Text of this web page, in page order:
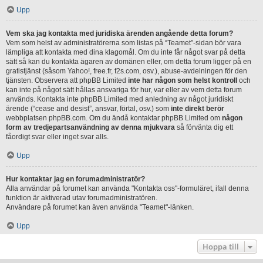
Upp
Vem ska jag kontakta med juridiska ärenden angående detta forum?
Vem som helst av administratörerna som listas på “Teamet”-sidan bör vara
lämpliga att kontakta med dina klagomål. Om du inte får något svar på detta
sätt så kan du kontakta ägaren av domänen eller, om detta forum ligger på en
gratistjänst (såsom Yahoo!, free.fr, f2s.com, osv.), abuse-avdelningen för den
tjänsten. Observera att phpBB Limited inte har någon som helst kontroll
och
kan inte på något sätt hållas ansvariga för hur, var eller av vem detta forum
används. Kontakta inte phpBB Limited med anledning av något juridiskt
ärende (“cease and desist”, ansvar, förtal, osv.) som inte direkt berör
webbplatsen phpBB.com. Om du ändå kontaktar phpBB Limited om någon
form av tredjepartsanvändning av denna mjukvara så förvänta dig ett
fåordigt svar eller inget svar alls.
Upp
Hur kontaktar jag en forumadministratör?
Alla användar på forumet kan använda "Kontakta oss"-formuläret, ifall denna
funktion är aktiverad utav forumadministratören.
Användare på forumet kan även använda "Teamet"-länken.
Upp
Hoppa till